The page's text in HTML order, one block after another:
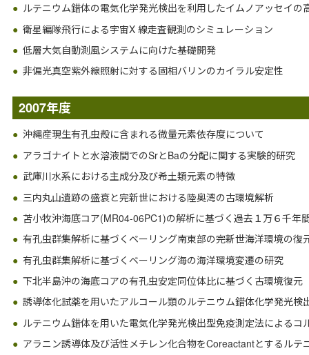
ルテニウム錯体の電気化学発光検出を利用したイムノアッセイの
衛星編隊飛行による宇宙X 線走査観測のシミュレーション
低層大気自動測風システムに向けた基礎開発
非偏光真空紫外線照射に対する固相バリンのカイラル安定性
2007年度
沖縄産現生有孔虫殻に含まれる微量元素依存度について
アラゴナイトと水溶液間でのSrとBaの分配に関する実験的研究
武庫川水系における主成分及び希土類元素の特徴
三内丸山遺跡の盛衰と完新世における陸奥湾の古環境解析
苫小牧沖海底コア(MR04-06PC1)の解析に基づく過去１万６千年
有孔虫群集解析に基づくベーリング南東部の完新世海洋環境の復
有孔虫群集解析に基づくベーリング海の海洋環境変遷の研究
下北半島沖の海底コアの有孔虫安定同位体比に基づく古環境復元
誘導体化試薬を用いたアルコール類のルテニウム錯体化学発光検
ルテニウム錯体を用いた電気化学発光検出型免疫測定法によるコ
アラニン誘導体及び活性メチレン化合物をCoreactantとするルテ